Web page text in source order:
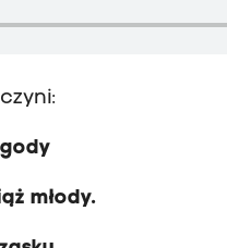
młody.